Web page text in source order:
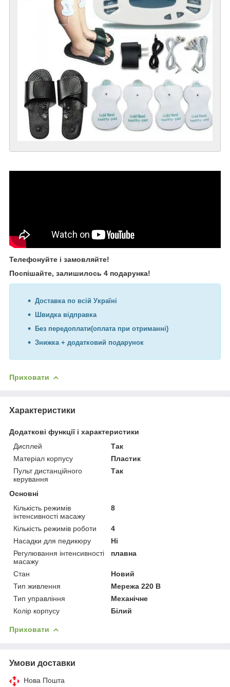
Телефонуйте і замовляйте!
Поспішайте, залишилось 4 подарунка!
Доставка по всій Україні
Швидка відправка
Без передоплати(оплата при отриманні)
Знижка + додатковий подарунок
Приховати
Характеристики
Додаткові функції і характеристики
Дисплей
Так
Матеріал корпусу
Пластик
Пульт дистанційного
керування
Так
Основні
Кількість режимів
інтенсивності масажу
8
Кількість режимів роботи
4
Насадки для педикюру
Ні
Регулювання інтенсивності
масажу
плавна
Стан
Новий
Тип живлення
Мережа 220 В
Тип управління
Механічне
Колір корпусу
Білий
Приховати
Умови доставки
Нова Пошта